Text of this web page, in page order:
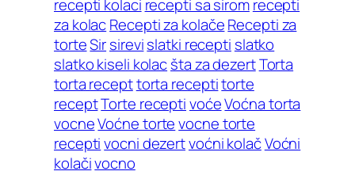
recepti kolaci recepti sa siromrecepti
za kolacRecepti za kolačeRecepti za
torteSirsirevislatki recepti slatko
slatko kiseli kolacšta za dezertTorta
torta recepttorta receptitorte
receptTorte receptivoćeVoćna torta
vocneVoćne torte vocne torte
recepti vocni dezertvoćni kolačVoćni
kolačivocno